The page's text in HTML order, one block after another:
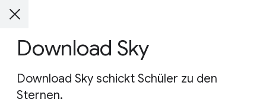
Download Sky
Download Sky schickt Schüler zu den
Sternen.